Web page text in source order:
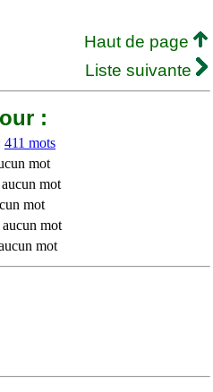
Haut de page
Liste suivante
:
411 mots
mot
mot
mot
mot
mot